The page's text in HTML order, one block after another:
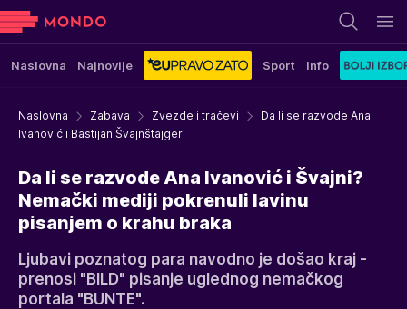
Naslovna Najnovije Sport Info
Naslovna Zabava Zvezde i tračevi
Da li se razvode Ana
Ivanović i Bastijan Švajnštajger
Da li se razvode Ana Ivanović i Švajni?
Nemački mediji pokrenuli lavinu
pisanjem o krahu braka
Ljubavi poznatog para navodno je došao kraj -
prenosi "BILD" pisanje uglednog nemačkog
portala "BUNTE".